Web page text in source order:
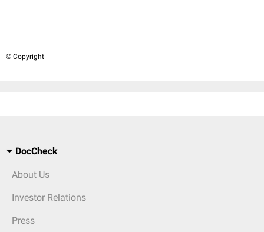
© Copyright
DocCheck
About Us
Investor Relations
Press